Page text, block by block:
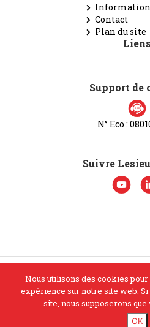
Contact
Plan du site
Liens
Support de
N° Eco :
Suivre
© Lesieur Cristal 2026.
Nous utilisons des cookies
expérience sur notre site web.
site, nous supposerons
OK